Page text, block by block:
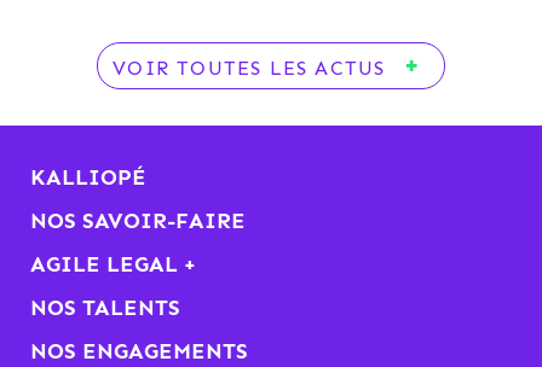
VOIR TOUTES LES ACTUS
KALLIOPÉ
NOS SAVOIR-FAIRE
AGILE LEGAL +
NOS TALENTS
NOS ENGAGEMENTS